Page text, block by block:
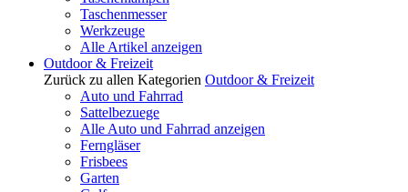
Taschenmesser
Werkzeuge
Alle Artikel anzeigen
Outdoor & Freizeit
Zurück zu allen Kategorien Outdoor & Freizeit
Auto und Fahrrad
Sattelbezuege
Alle Auto und Fahrrad anzeigen
Ferngläser
Frisbees
Garten